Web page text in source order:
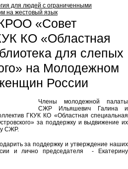
для людей с ограниченными
на жестовый язык
«Совет
КО «Областная
для слепых
на Молодежном
России
Члены молодежной палаты
СЖР Ильяшевич Галина и
ГКУК КО «Областная специальная
за поддержку и выдвижение их
СЖР.
за поддержку и утверждение наших
и лично председателя - Екатерину